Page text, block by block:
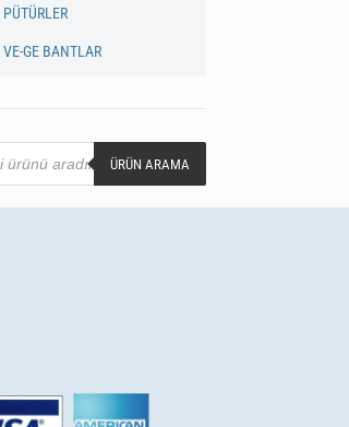
PÜTÜRLER
VE-GE BANTLAR
ÜRÜN ARAMA